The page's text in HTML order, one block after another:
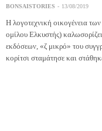
BONSAISTORIES 13/08/2019
Η λογοτεχνική οικογένεια
ομίλου Ελκυστής)
εκδόσεων, «ζ μικρό» του
κορίτσι σταμάτησε και